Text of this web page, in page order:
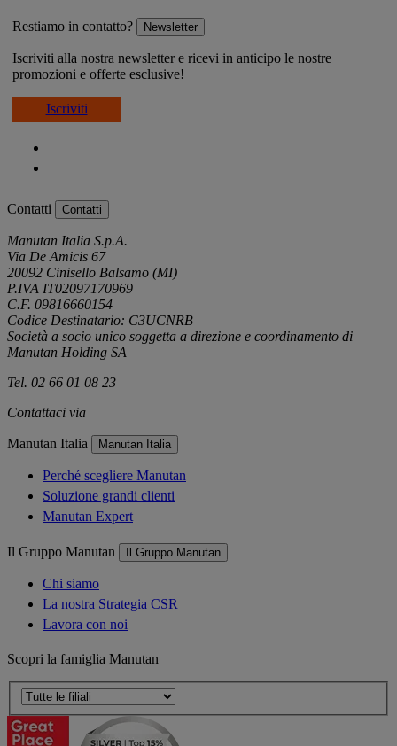
Restiamo in contatto? Newsletter
Iscriviti alla nostra newsletter e ricevi in anticipo le nostre
promozioni e offerte esclusive!
Iscriviti
Contatti Contatti
Manutan Italia S.p.A.
Via De Amicis 67
20092 Cinisello Balsamo (MI)
P.IVA IT02097170969
C.F. 09816660154
Codice Destinatario: C3UCNRB
Società a socio unico soggetta a direzione e coordinamento di
Manutan Holding SA
Tel. 02 66 01 08 23
Contattaci via
Manutan Italia Manutan Italia
Perché scegliere Manutan
Soluzione grandi clienti
Manutan Expert
Il Gruppo Manutan Il Gruppo Manutan
Chi siamo
La nostra Strategia CSR
Lavora con noi
Scopri la famiglia Manutan